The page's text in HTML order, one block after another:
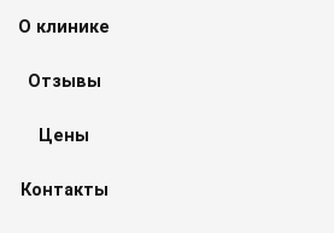
О клинике
Отзывы
Цены
Контакты